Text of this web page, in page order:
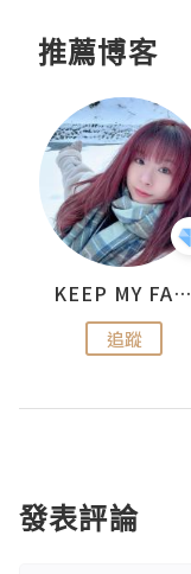
推薦博客
KEEP MY FAITH
追蹤
發表評論